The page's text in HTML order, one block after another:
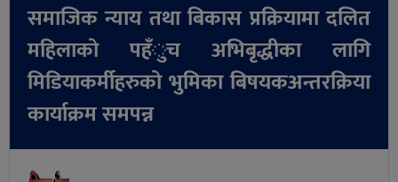
समाजिक न्याय तथा बिकास प्रक्रियामा दलित
महिलाको पहँुच अभिबृद्धीका लागि
मिडियाकर्मीहरुको भुमिका बिषयकअन्तरक्रिया
कार्याक्रम समपन्न